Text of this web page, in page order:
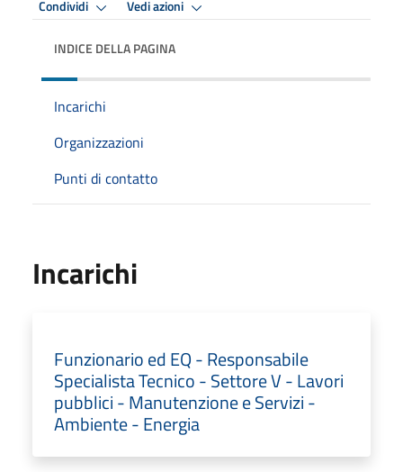
Condividi Vedi azioni
INDICE DELLA PAGINA
Incarichi
Organizzazioni
Punti di contatto
Incarichi
Funzionario ed EQ - Responsabile
Specialista Tecnico - Settore V - Lavori
pubblici - Manutenzione e Servizi -
Ambiente - Energia